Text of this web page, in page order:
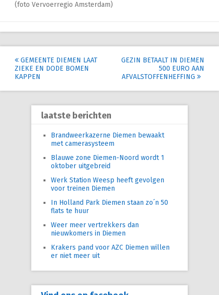
(foto Vervoerregio Amsterdam)
Post
navigation
GEMEENTE DIEMEN LAAT
ZIEKE EN DODE BOMEN
KAPPEN
GEZIN BETAALT IN DIEMEN
500 EURO AAN
AFVALSTOFFENHEFFING
laatste berichten
Brandweerkazerne Diemen bewaakt
met camerasysteem
Blauwe zone Diemen-Noord wordt 1
oktober uitgebreid
Werk Station Weesp heeft gevolgen
voor treinen Diemen
In Holland Park Diemen staan zo´n 50
flats te huur
Weer meer vertrekkers dan
nieuwkomers in Diemen
Krakers pand voor AZC Diemen willen
er niet meer uit